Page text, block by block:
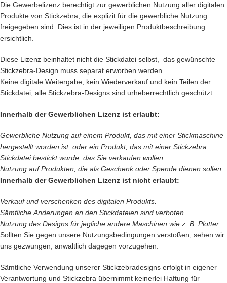
Die Gewerbelizenz berechtigt zur gewerblichen Nutzung aller digitalen
Produkte von Stickzebra, die explizit für die gewerbliche Nutzung
freigegeben sind. Dies ist in der jeweiligen Produktbeschreibung
ersichtlich.
Diese Lizenz beinhaltet nicht die Stickdatei selbst, das gewünschte
Stickzebra-Design muss separat erworben werden.
Keine digitale Weitergabe, kein Wiederverkauf und kein Teilen der
Stickdatei, alle Stickzebra-Designs sind urheberrechtlich geschützt.
Innerhalb der Gewerblichen Lizenz ist erlaubt:
Gewerbliche Nutzung auf einem Produkt, das mit einer Stickmaschine
hergestellt worden ist, oder ein Produkt, das mit einer Stickzebra
Stickdatei bestickt wurde, das Sie verkaufen wollen.
Nutzung auf Produkten, die als Geschenk oder Spende dienen sollen.
Innerhalb der Gewerblichen Lizenz ist nicht erlaubt:
Verkauf und verschenken des digitalen Produkts.
Sämtliche Änderungen an den Stickdateien sind verboten.
Nutzung des Designs für jegliche andere Maschinen wie z. B. Plotter.
Sollten Sie gegen unsere Nutzungsbedingungen verstoßen, sehen wir
uns gezwungen, anwaltlich dagegen vorzugehen.
Sämtliche Verwendung unserer Stickzebradesigns erfolgt in eigener
Verantwortung und Stickzebra übernimmt keinerlei Haftung für